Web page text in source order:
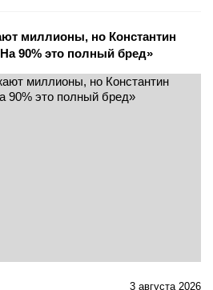
миллионы, но Константин
90% это полный бред»
3 августа 2026